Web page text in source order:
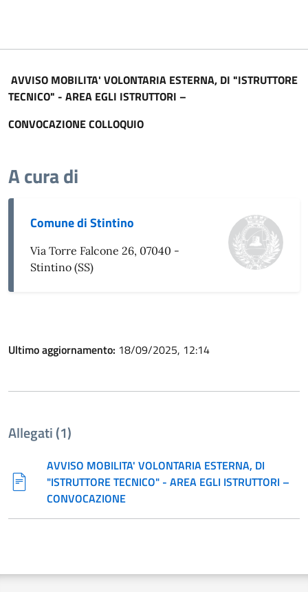
AVVISO MOBILITA' VOLONTARIA ESTERNA, DI "ISTRUTTORE
TECNICO" - AREA EGLI ISTRUTTORI –
CONVOCAZIONE COLLOQUIO
A cura di
Comune di Stintino
Via Torre Falcone 26, 07040 -
Stintino (SS)
Ultimo aggiornamento: 18/09/2025, 12:14
Allegati (1)
AVVISO MOBILITA' VOLONTARIA ESTERNA, DI
"ISTRUTTORE TECNICO" - AREA EGLI ISTRUTTORI –
CONVOCAZIONE